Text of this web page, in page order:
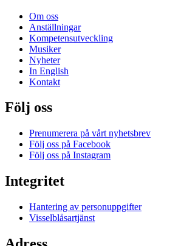
Om oss
Anställningar
Kompetensutveckling
Musiker
Nyheter
In English
Kontakt
Följ oss
Prenumerera på vårt nyhetsbrev
Följ oss på Facebook
Följ oss på Instagram
Integritet
Hantering av personuppgifter
Visselblåsartjänst